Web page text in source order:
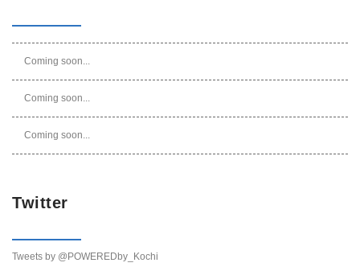
Coming soon...
Coming soon...
Coming soon...
Twitter
Tweets by @POWEREDby_Kochi